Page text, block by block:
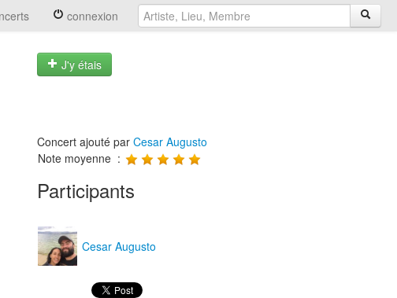
connexion
J'y étais
Concert ajouté par Cesar Augusto
Note moyenne :
Participants
Cesar Augusto